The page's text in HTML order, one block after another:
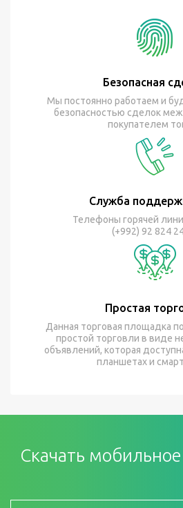
Безопасная
Мы постоянно работаем и
безопасностью сделок
покупателем
Служба
Телефоны горячей
(+992) 92 824
Простая
Данная торговая площадка
простой торговли в виде
объявлений, которая
планшетах и
Скачать